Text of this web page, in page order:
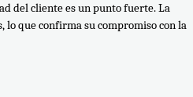
del cliente es un punto fuerte. La
que confirma su compromiso con la